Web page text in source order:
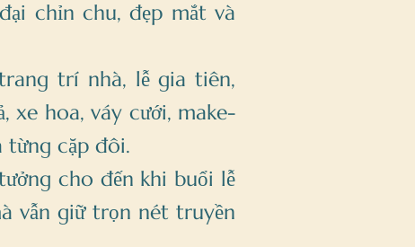
chỉn chu, đẹp mắt và
trí nhà, lễ gia tiên,
xe hoa, váy cưới, make-
từng cặp đôi.
cho đến khi buổi lễ
vẫn giữ trọn nét truyền